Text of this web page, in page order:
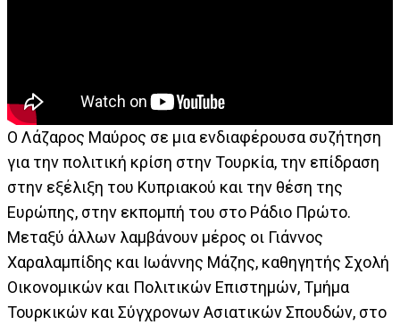
Ο Λάζαρος Μαύρος σε μια ενδιαφέρουσα συζήτηση
για την πολιτική κρίση στην Τουρκία, την επίδραση
στην εξέλιξη του Κυπριακού και την θέση της
Ευρώπης, στην εκπομπή του στο Ράδιο Πρώτο.
Μεταξύ άλλων λαμβάνουν μέρος οι Γιάννος
Χαραλαμπίδης και Ιωάννης Μάζης, καθηγητής Σχολή
Οικονομικών και Πολιτικών Επιστημών, Τμήμα
Τουρκικών και Σύγχρονων Ασιατικών Σπουδών, στο